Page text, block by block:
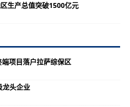
生产总值突破1500亿元
项目落户拉萨综保区
龙头企业